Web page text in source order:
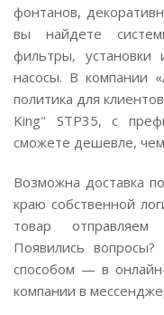
фонтанов,
вы найдете
фильтры, установки
насосы. В компании
политика для
King" STP35, с
сможете дешевле, чем
Возможна доставка
краю собственной
товар отправляем
Появились
способом — в
компании в